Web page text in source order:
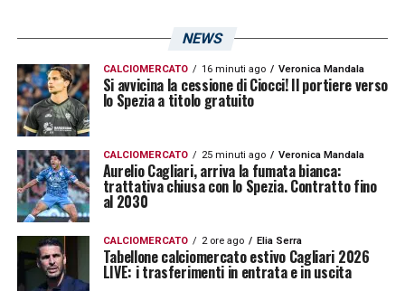
NEWS
CALCIOMERCATO 16 minuti ago Veronica Mandala
Si avvicina la cessione di Ciocci! Il portiere verso
lo Spezia a titolo gratuito
CALCIOMERCATO 25 minuti ago Veronica Mandala
Aurelio Cagliari, arriva la fumata bianca:
trattativa chiusa con lo Spezia. Contratto fino
al 2030
CALCIOMERCATO 2 ore ago Elia Serra
Tabellone calciomercato estivo Cagliari 2026
LIVE: i trasferimenti in entrata e in uscita